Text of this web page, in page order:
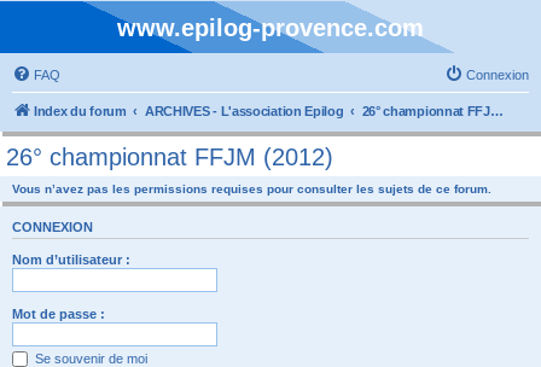
www.epilog-provence.com
FAQ Connexion
Index du forum ARCHIVES - L'association Epilog 26° championnat FFJM (2012)
26° championnat FFJM (2012)
Vous n’avez pas les permissions requises pour consulter les sujets de ce forum.
CONNEXION
Nom d’utilisateur :
Mot de passe :
Se souvenir de moi